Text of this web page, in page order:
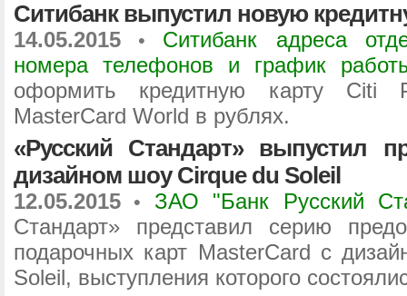
Ситибанк выпустил новую
14.05.2015 • Ситибанк адреса
номера телефонов и график
оформить кредитную карту Citi
MasterCard World в рублях.
«Русский Стандарт» выпустил
дизайном шоу Cirque du Soleil
12.05.2015 • ЗАО "Банк Русский
Стандарт» представил серию
подарочных карт MasterCard с
Soleil, выступления которого